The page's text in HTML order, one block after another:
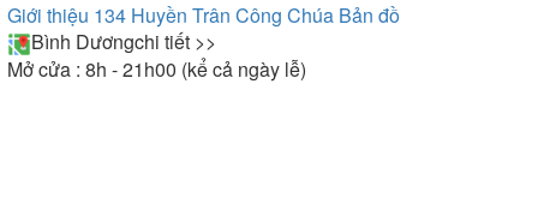
Giới thiệu 134 Huyền Trân Công Chúa Bản đồ
Bình Dươngchi tiết >>
Mở cửa : 8h - 21h00 (kể cả ngày lễ)